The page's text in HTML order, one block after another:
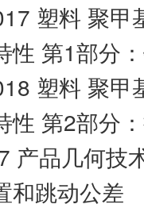
塑料 聚甲
性 第1部分
塑料 聚甲
性 第2部分
产品几何技
和跳动公差